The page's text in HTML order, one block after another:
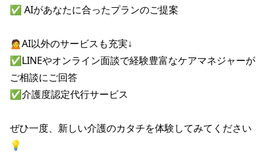
✅ AIがあなたに合ったプランのご提案
🙍AI以外のサービスも充実↓
✅LINEやオンライン面談で経験豊富なケアマネジャーが
ご相談にご回答
✅介護度認定代行サービス
ぜひ一度、新しい介護のカタチを体験してみてください
💡